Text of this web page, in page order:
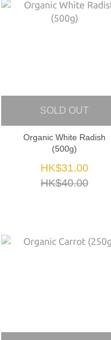
SOLD OUT
Organic White Radish
(500g)
HK$31.00
HK$40.00